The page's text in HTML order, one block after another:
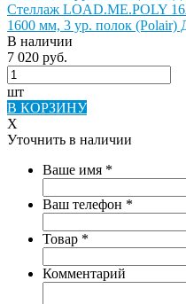
Стеллаж LOAD.ME.POLY
1600 мм, 3 ур. полок (Polair)
В наличии
7 020 руб.
шт
В КОРЗИНУ
X
Уточнить в наличии
Ваше имя *
Ваш телефон *
Товар *
Комментарий